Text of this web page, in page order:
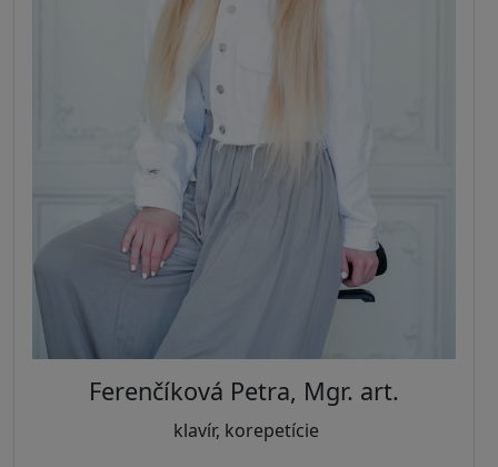
Ferenčíková Petra, Mgr. art.
klavír, korepetície